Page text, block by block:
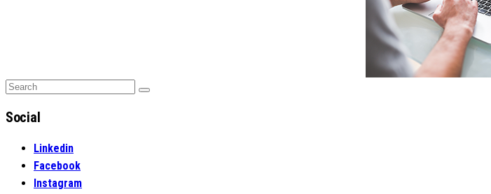
Search
Search
Social
Linkedin
Facebook
Instagram